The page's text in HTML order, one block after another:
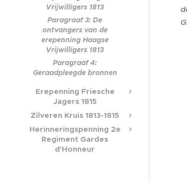
Vrijwilligers 1813
Paragraaf 3: De
ontvangers van de
erepenning Haagse
Vrijwilligers 1813
Paragraaf 4:
Geraadpleegde bronnen
Erepenning Friesche
Jagers 1815
Zilveren Kruis 1813-1815
Herinneringspenning 2e
Regiment Gardes
d'Honneur